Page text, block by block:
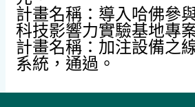
計畫名稱：導入哈佛參
科技影響力實驗基地專
計畫名稱：加注設備之
系統，通過。